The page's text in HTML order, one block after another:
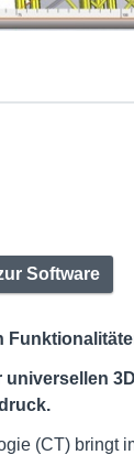
Software
universellen
(CT) bringt